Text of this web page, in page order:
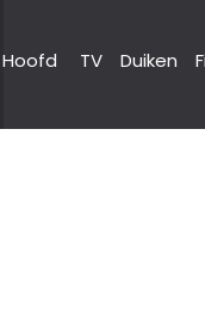
Hoofd TV Duiken